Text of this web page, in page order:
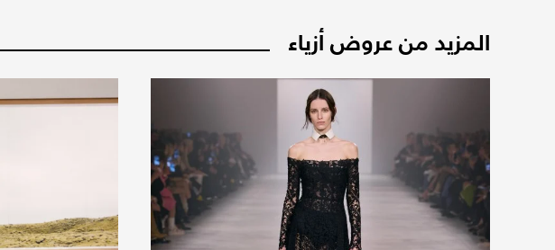
المزيد من عروض أزياء